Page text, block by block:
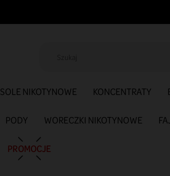
SOLE NIKOTYNOWE KONCENTRATY
PODY WORECZKI NIKOTYNOWE
PROMOCJE